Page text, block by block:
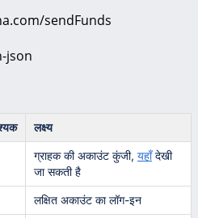
sendFunds
json
लक्ष्य
ग्राहक की अकाउंट कुंजी, यहाँदेखी
जा सकती है
लक्षित अकाउंट का लॉग-इन